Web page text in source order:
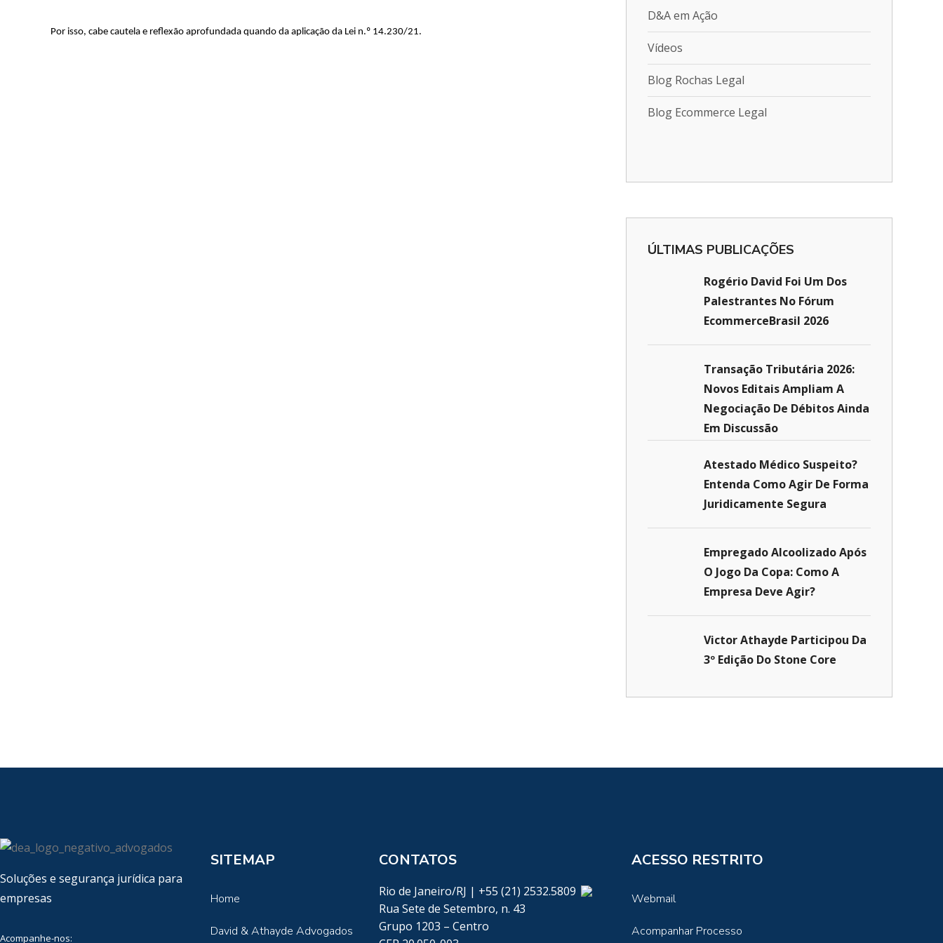
Por isso, cabe cautela e reflexão aprofundada quando da aplicação da Lei n.º 14.230/21.
D&A em Ação
Vídeos
Blog Rochas Legal
Blog Ecommerce Legal
ÚLTIMAS PUBLICAÇÕES
Rogério David Foi Um Dos
Palestrantes No Fórum
EcommerceBrasil 2026
Transação Tributária 2026:
Novos Editais Ampliam A
Negociação De Débitos Ainda
Em Discussão
Atestado Médico Suspeito?
Entenda Como Agir De Forma
Juridicamente Segura
Empregado Alcoolizado Após
O Jogo Da Copa: Como A
Empresa Deve Agir?
Victor Athayde Participou Da
3º Edição Do Stone Core
Soluções e segurança jurídica para
empresas
Acompanhe-nos:
SITEMAP
Home
David & Athayde Advogados
CONTATOS
Rio de Janeiro/RJ | +55 (21) 2532.5809
Rua Sete de Setembro, n. 43
Grupo 1203 – Centro
ACESSO RESTRITO
Webmail
Acompanhar Processo